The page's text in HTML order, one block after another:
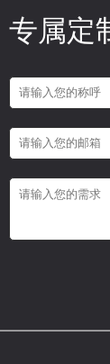
专属定